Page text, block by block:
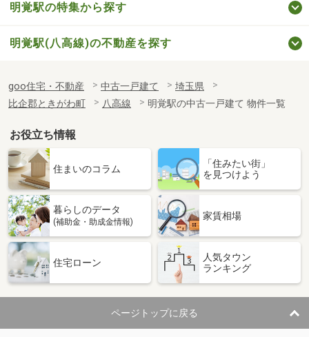
明覚駅の特集から探す
明覚駅(八高線)の不動産を探す
goo住宅・不動産 中古一戸建て
埼玉県
比企郡ときがわ町
八高線 明覚駅の中古一戸建て 物件一覧
お役立ち情報
住まいのコラム
「住みたい街」
を見つけよう
暮らしのデータ
(補助金・助成金情報)
家賃相場
住宅ローン
人気タウン
ランキング
ページトップに戻る